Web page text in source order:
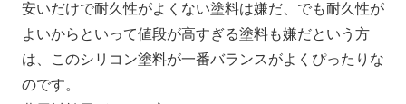
安いだけで耐久性がよくない塗料は嫌だ、でも耐久性が
よいからといって値段が高すぎる塗料も嫌だという方
は、このシリコン塗料が一番バランスがよくぴったりな
のです。